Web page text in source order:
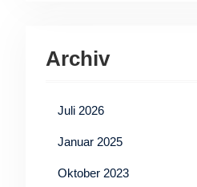
Archiv
Juli 2026
Januar 2025
Oktober 2023